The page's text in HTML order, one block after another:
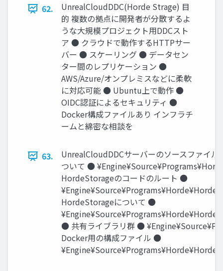
62.
UnrealCloudDDC(Horde Strage) 目
的 複数の拠点に開発者が分散するよ
うな大規模プロジェクト用DDCスト
ア ● クラウドで動作するHTTPサー
バー ● スケーリング ● データセン
ター間のレプリケーション ●
AWS/Azure/オンプレミスなどに柔軟
に対応可能 ● Ubuntu上で動作 ●
OIDC認証によるセキュリティ ●
Docker構成ファイルあり インフラチ
ームと綿密な相談を
63.
UnrealCloudDDCサーバーのソースファイ
ついて ●
HordeStorageのコードのルート ●
HordeStorageについて ●
● 共有ライブラリ群 ●
Docker用の構成ファイル ●